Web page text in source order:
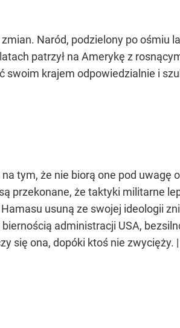
Naród, podzielony po ośmiu
patrzył na Amerykę z
swoim krajem odpowiedzialnie i
tym, że nie biorą one pod
przekonane, że taktyki militarne
usuną ze swojej ideologii
administracji USA,
się ona, dopóki ktoś nie zwycięży. |